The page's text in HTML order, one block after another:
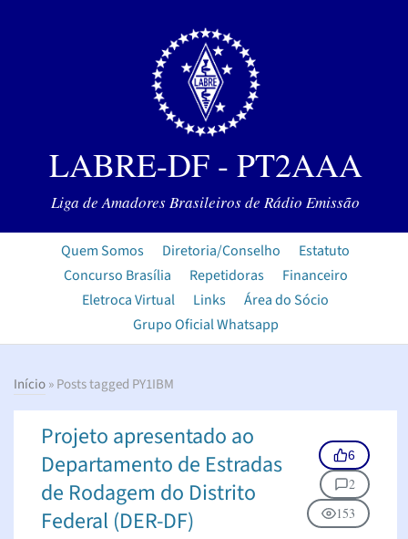
LABRE-DF - PT2AAA
Liga de Amadores Brasileiros de Rádio Emissão
Quem Somos Diretoria/Conselho
Estatuto
Concurso Brasília
Repetidoras
Financeiro
Eletroca Virtual
Links
Área do Sócio
Grupo Oficial Whatsapp
Início» Posts tagged PY1IBM
Projeto apresentado ao
Departamento de Estradas
de Rodagem do Distrito
Federal (DER-DF)
6
2
153